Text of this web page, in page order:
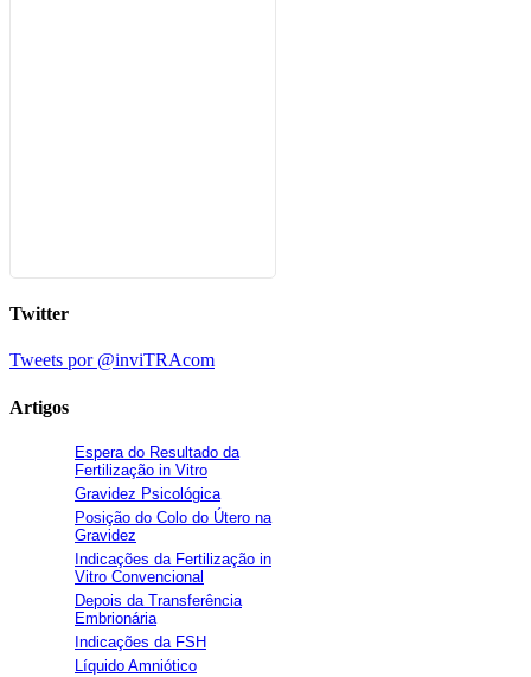
Twitter
Tweets por @inviTRAcom
Artigos
Espera do Resultado da
Fertilização in Vitro
Gravidez Psicológica
Posição do Colo do Útero na
Gravidez
Indicações da Fertilização in
Vitro Convencional
Depois da Transferência
Embrionária
Indicações da FSH
Líquido Amniótico